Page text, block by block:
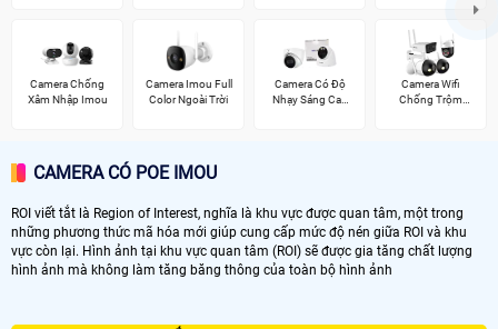
Camera Chống
Xâm Nhập Imou
Camera Imou Full
Color Ngoài Trời
Camera Có Độ
Nhạy Sáng Cao
Camera Wifi
Chống Trộm
CAMERA CÓ POE IMOU
ROI viết tắt là Region of Interest, nghĩa là khu vực được quan tâm, một trong
những phương thức mã hóa mới giúp cung cấp mức độ nén giữa ROI và khu
vực còn lại. Hình ảnh tại khu vực quan tâm (ROI) sẽ được gia tăng chất lượng
hình ảnh mà không làm tăng băng thông của toàn bộ hình ảnh